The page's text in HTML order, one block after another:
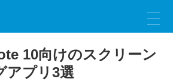
10向けのスクリーン
アプリ3選